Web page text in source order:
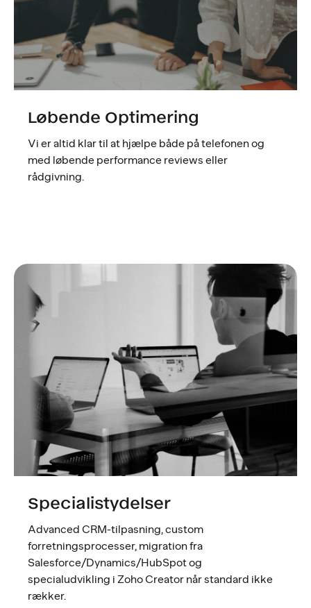
Løbende Optimering
Vi er altid klar til at hjælpe både på telefonen og
med løbende performance reviews eller
rådgivning.
Specialistydelser
Advanced CRM-tilpasning, custom
forretningsprocesser, migration fra
Salesforce/Dynamics/HubSpot og
specialudvikling i Zoho Creator når standard ikke
rækker.